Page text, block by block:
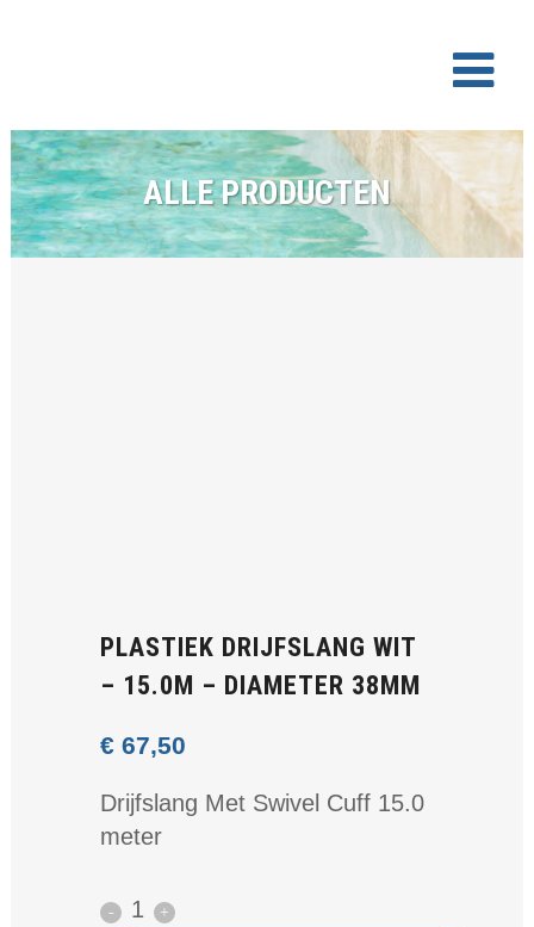
ALLE PRODUCTEN
PLASTIEK DRIJFSLANG WIT
– 15.0M – DIAMETER 38MM
€ 67,50
Drijfslang Met Swivel Cuff 15.0
meter
Plastiek